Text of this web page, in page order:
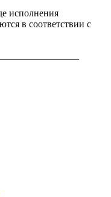
исполнения
в соответствии с